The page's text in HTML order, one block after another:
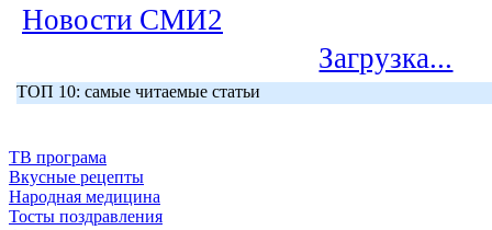
Новости СМИ2
Загрузка...
ТОП 10: самые читаемые статьи
ТВ програма
Вкусные рецепты
Народная медицина
Тосты поздравления